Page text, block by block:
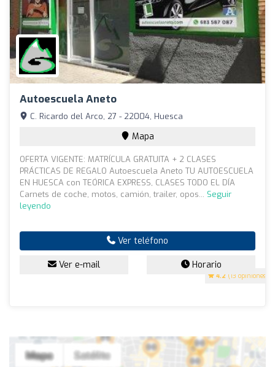
Autoescuela Aneto
4.2 (13 opiniones)
C. Ricardo del Arco, 27 - 22004, Huesca
Mapa
OFERTA VIGENTE: MATRÍCULA GRATUITA + 2 CLASES
PRÁCTICAS DE REGALO Autoescuela Aneto TU AUTOESCUELA
EN HUESCA con TEÓRICA EXPRESS, CLASES TODO EL DÍA
Carnets de coche, motos, camión, trailer, opos... Seguir
leyendo
Ver teléfono
Ver e-mail Horario